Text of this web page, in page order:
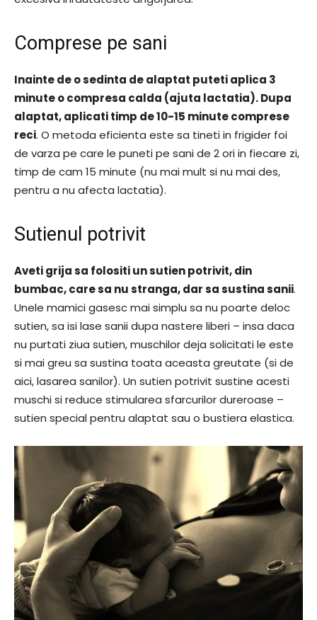
Comprese pe sani
Inainte de o sedinta de alaptat puteti aplica 3
minute o compresa calda (ajuta lactatia). Dupa
alaptat, aplicati timp de 10-15 minute comprese
reci. O metoda eficienta este sa tineti in frigider foi
de varza pe care le puneti pe sani de 2 ori in fiecare zi,
timp de cam 15 minute (nu mai mult si nu mai des,
pentru a nu afecta lactatia).
Sutienul potrivit
Aveti grija sa folositi un sutien potrivit, din
bumbac, care sa nu stranga, dar sa sustina sanii.
Unele mamici gasesc mai simplu sa nu poarte deloc
sutien, sa isi lase sanii dupa nastere liberi – insa daca
nu purtati ziua sutien, muschilor deja solicitati le este
si mai greu sa sustina toata aceasta greutate (si de
aici, lasarea sanilor). Un sutien potrivit sustine acesti
muschi si reduce stimularea sfarcurilor dureroase –
sutien special pentru alaptat sau o bustiera elastica.